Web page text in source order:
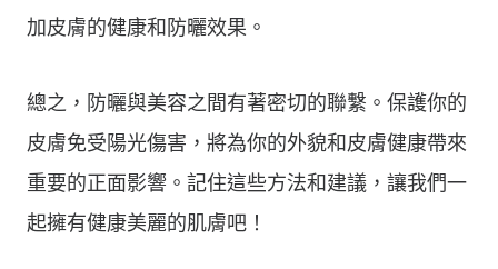
加皮膚的健康和防曬效果。
總之，防曬與美容之間有著密切的聯繫。保護你的
皮膚免受陽光傷害，將為你的外貌和皮膚健康帶來
重要的正面影響。記住這些方法和建議，讓我們一
起擁有健康美麗的肌膚吧！